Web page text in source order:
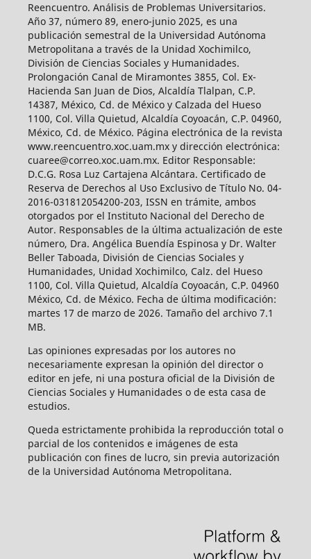
Reencuentro. Análisis de Problemas Universitarios.
Año 37, número 89, enero-junio 2025, es una
publicación semestral de la Universidad Autónoma
Metropolitana a través de la Unidad Xochimilco,
División de Ciencias Sociales y Humanidades.
Prolongación Canal de Miramontes 3855, Col. Ex-
Hacienda San Juan de Dios, Alcaldía Tlalpan, C.P.
14387, México, Cd. de México y Calzada del Hueso
1100, Col. Villa Quietud, Alcaldía Coyoacán, C.P. 04960,
México, Cd. de México. Página electrónica de la revista
www.reencuentro.xoc.uam.mx y dirección electrónica:
cuaree@correo.xoc.uam.mx. Editor Responsable:
D.C.G. Rosa Luz Cartajena Alcántara. Certificado de
Reserva de Derechos al Uso Exclusivo de Título No. 04-
2016-031812054200-203, ISSN en trámite, ambos
otorgados por el Instituto Nacional del Derecho de
Autor. Responsables de la última actualización de este
número, Dra. Angélica Buendía Espinosa y Dr. Walter
Beller Taboada, División de Ciencias Sociales y
Humanidades, Unidad Xochimilco, Calz. del Hueso
1100, Col. Villa Quietud, Alcaldía Coyoacán, C.P. 04960
México, Cd. de México. Fecha de última modificación:
martes 17 de marzo de 2026. Tamaño del archivo 7.1
MB.
Las opiniones expresadas por los autores no
necesariamente expresan la opinión del director o
editor en jefe, ni una postura oficial de la División de
Ciencias Sociales y Humanidades o de esta casa de
estudios.
Queda estrictamente prohibida la reproducción total o
parcial de los contenidos e imágenes de esta
publicación con fines de lucro, sin previa autorización
de la Universidad Autónoma Metropolitana.